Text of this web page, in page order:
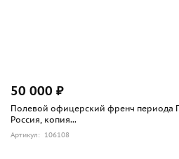
50 000 ₽
Полевой офицерский френч периода
Россия, копия...
Артикул: 106108